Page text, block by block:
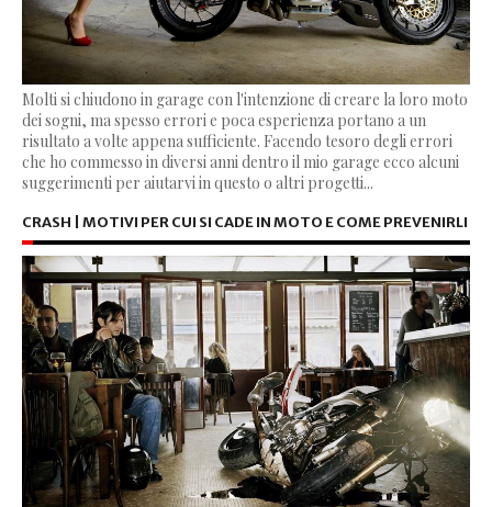
Molti si chiudono in garage con l'intenzione di creare la loro moto
dei sogni, ma spesso errori e poca esperienza portano a un
risultato a volte appena sufficiente. Facendo tesoro degli errori
che ho commesso in diversi anni dentro il mio garage ecco alcuni
suggerimenti per aiutarvi in questo o altri progetti...
CRASH | MOTIVI PER CUI SI CADE IN MOTO E COME PREVENIRLI